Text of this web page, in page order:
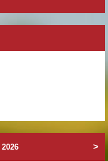
2026